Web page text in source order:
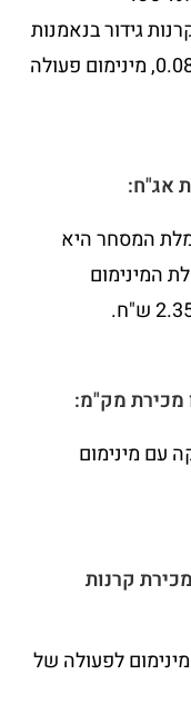
גידור בנאמנות
של שאר החברות – עמלה של 0.08%, מינימום פעולה
המסחר היא
עמלת המינימום
מכירת מק"מ:
העסקה עם מינימום
קרנות
עם מינימום לפעולה של